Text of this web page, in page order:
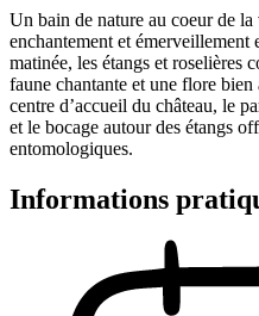
Un bain de nature au coeur de
enchantement et émerveillement
matinée, les étangs et roselières
faune chantante et une flore
centre d’accueil du château, le
et le bocage autour des étangs
entomologiques.
Informations